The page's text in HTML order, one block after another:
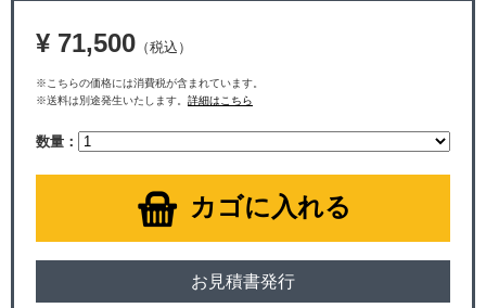
¥ 71,500 （税込）
※こちらの価格には消費税が含まれています。
※送料は別途発生いたします。 詳細はこちら
数量：
カゴに入れる
お見積書発行